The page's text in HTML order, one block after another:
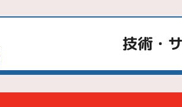
技術・